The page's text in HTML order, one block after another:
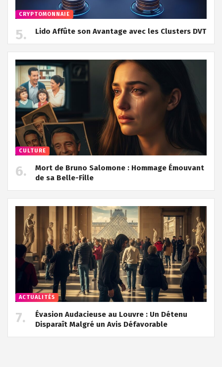
CRYPTOMONNAIE
Lido Affûte son Avantage avec les Clusters DVT
CULTURE
Mort de Bruno Salomone : Hommage Émouvant
de sa Belle-Fille
ACTUALITÉS
Évasion Audacieuse au Louvre : Un Détenu
Disparaît Malgré un Avis Défavorable